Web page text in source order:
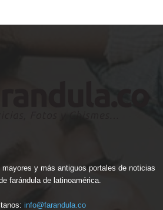
y más antiguos portales de noticias
farándula de latinoamérica.
info@farandula.co